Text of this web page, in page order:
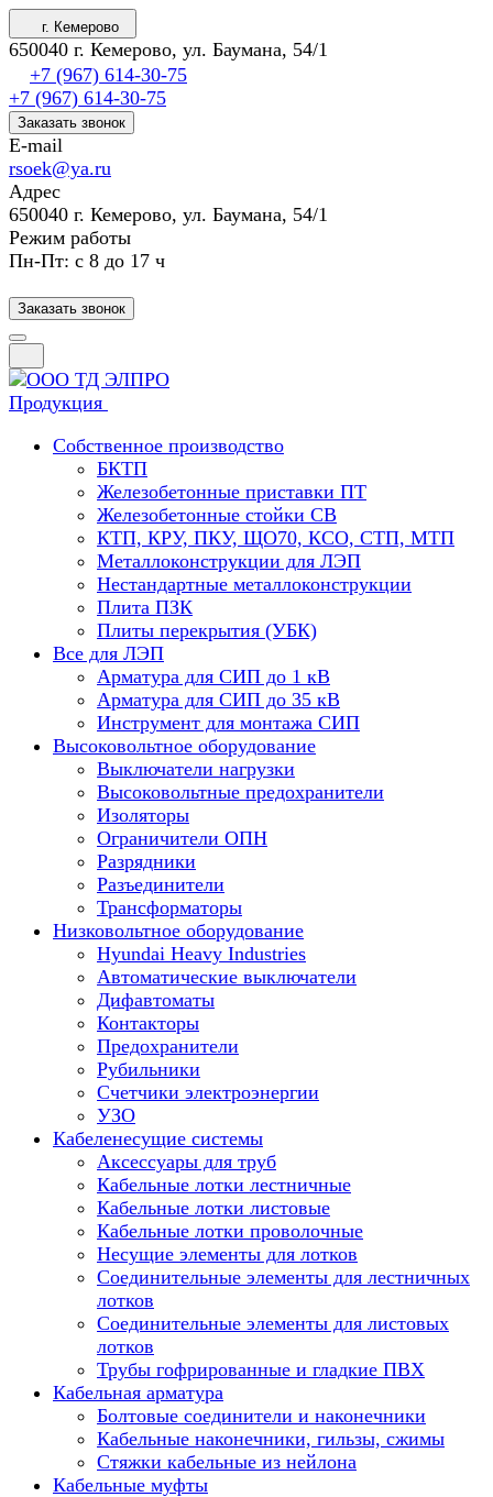
г. Кемерово
650040 г. Кемерово, ул. Баумана, 54/1
+7 (967) 614-30-75
+7 (967) 614-30-75
Заказать звонок
E-mail
rsoek@ya.ru
Адрес
650040 г. Кемерово, ул. Баумана, 54/1
Режим работы
Пн-Пт: с 8 до 17 ч
Заказать звонок
Продукция
Собственное производство
БКТП
Железобетонные приставки ПТ
Железобетонные стойки СВ
КТП, КРУ, ПКУ, ЩО70, КСО, СТП, МТП
Металлоконструкции для ЛЭП
Нестандартные металлоконструкции
Плита ПЗК
Плиты перекрытия (УБК)
Все для ЛЭП
Арматура для СИП до 1 кВ
Арматура для СИП до 35 кВ
Инструмент для монтажа СИП
Высоковольтное оборудование
Выключатели нагрузки
Высоковольтные предохранители
Изоляторы
Ограничители ОПН
Разрядники
Разъединители
Трансформаторы
Низковольтное оборудование
Hyundai Heavy Industries
Автоматические выключатели
Дифавтоматы
Контакторы
Предохранители
Рубильники
Счетчики электроэнергии
УЗО
Кабеленесущие системы
Аксессуары для труб
Кабельные лотки лестничные
Кабельные лотки листовые
Кабельные лотки проволочные
Несущие элементы для лотков
Соединительные элементы для лестничных
лотков
Соединительные элементы для листовых
лотков
Трубы гофрированные и гладкие ПВХ
Кабельная арматура
Болтовые соединители и наконечники
Кабельные наконечники, гильзы, сжимы
Стяжки кабельные из нейлона
Кабельные муфты